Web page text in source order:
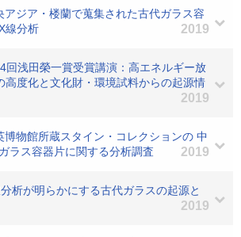
アジア・楼蘭で蒐集された古代ガラス容
線分析
2019
回浅田榮一賞受賞講演：高エネルギー放
高度化と文化財・環境試料からの起源情
2019
博物館所蔵スタイン・コレクションの 中
ラス容器片に関する分析調査
2019
析が明らかにする古代ガラスの起源と
2019